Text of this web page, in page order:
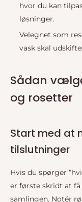
hvor du kan
løsninger.
Velegnet som
vask skal
Sådan
og rosetter
Start med at
tilslutninger
Hvis du spørger
er første skridt at
samlingen. Notér